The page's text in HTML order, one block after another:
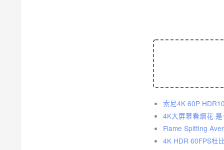
索尼4K 60P
4K大屏幕看烟花
Flame Spitting
4K HDR 60FPS杜